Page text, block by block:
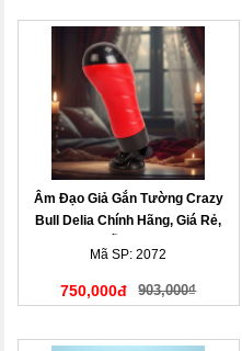
Âm Đạo Giả Gắn Tường Crazy
Bull Delia Chính Hãng, Giá Rẻ,
Mã SP: 2072
750,000đ 903,000₫